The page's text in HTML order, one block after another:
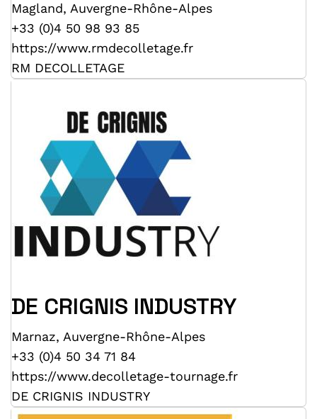
Magland, Auvergne-Rhône-Alpes
+33 (0)4 50 98 93 85
https://www.rmdecolletage.fr
RM DECOLLETAGE
DE CRIGNIS INDUSTRY
Marnaz, Auvergne-Rhône-Alpes
+33 (0)4 50 34 71 84
https://www.decolletage-tournage.fr
DE CRIGNIS INDUSTRY